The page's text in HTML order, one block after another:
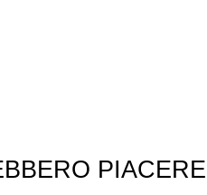
PIACERE